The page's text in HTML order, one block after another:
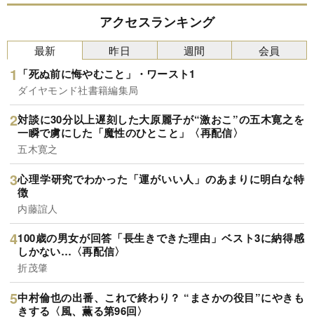
アクセスランキング
最新
「死ぬ前に悔やむこと」・ワースト1
ダイヤモンド社書籍編集局
対談に30分以上遅刻した大原麗子が“激おこ”の五木寛之を
一瞬で虜にした「魔性のひとこと」〈再配信〉
五木寛之
心理学研究でわかった「運がいい人」のあまりに明白な特
徴
内藤誼人
100歳の男女が回答「長生きできた理由」ベスト3に納得感
しかない…〈再配信〉
折茂肇
中村倫也の出番、これで終わり？ “まさかの役目”にやきも
きする〈風、薫る第96回〉
昨日 週間 会員